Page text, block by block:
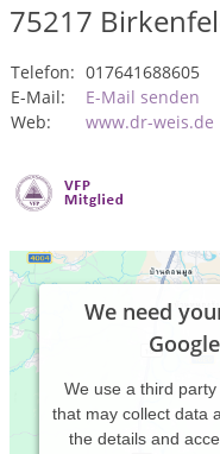
75217
Telefon: 017641688605
E-Mail:
E-Mail senden
Web:
www.dr-weis.de
We need
We use a third
that may collect data
the details and